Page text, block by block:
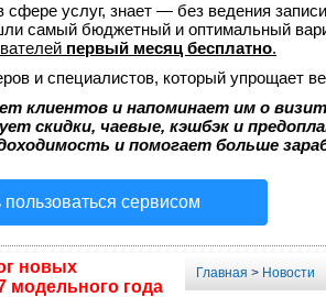
сфере услуг, знает — без ведения
самый бюджетный и оптимальный
первый месяц бесплатно.
и специалистов, который упрощает
клиентов и напоминает им о
скидки, чаевые, кэшбэк и
и помогает больше
пользоваться сервисом
новых
модельного года
Главная > Новости